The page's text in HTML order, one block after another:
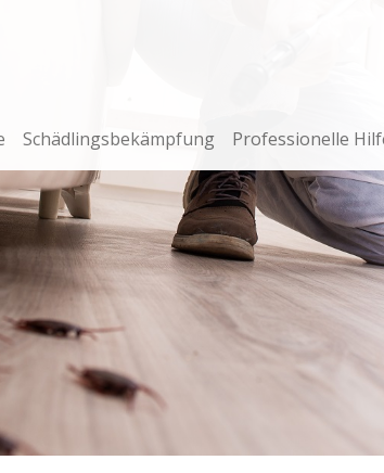
Schädlingsbekämpfung Professionelle